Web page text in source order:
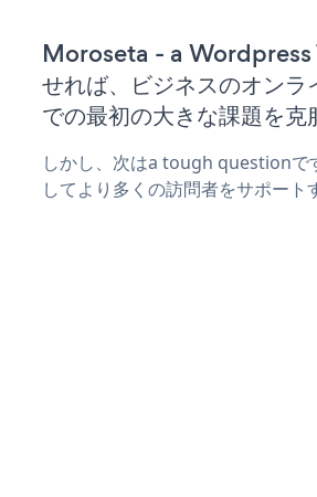
Moroseta - a Wordpress
せれば、ビジネスのオン
での最初の大きな課題を克
しかし、次はa tough question
してより多くの訪問者をサポート